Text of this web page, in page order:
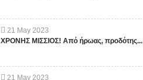
21 May 2023
ΧΡΟΝΗΣ ΜΙΣΣΙΟΣ! Από ήρωας, προδότης...
21 May 2023